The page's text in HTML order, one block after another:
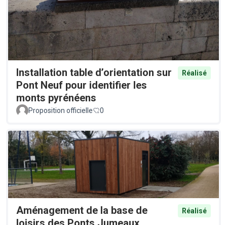
Installation table d’orientation sur
Pont Neuf pour identifier les
monts pyrénéens
Réalisé
Proposition officielle 0
Aménagement de la base de
Réalisé